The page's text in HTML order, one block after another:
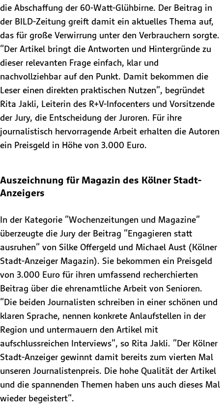
die Abschaffung der 60-Watt-Glühbirne. Der Beitrag in
der BILD-Zeitung greift damit ein aktuelles Thema auf,
das für große Verwirrung unter den Verbrauchern sorgte.
"Der Artikel bringt die Antworten und Hintergründe zu
dieser relevanten Frage einfach, klar und
nachvollziehbar auf den Punkt. Damit bekommen die
Leser einen direkten praktischen Nutzen", begründet
Rita Jakli, Leiterin des R+V-Infocenters und Vorsitzende
der Jury, die Entscheidung der Juroren. Für ihre
journalistisch hervorragende Arbeit erhalten die Autoren
ein Preisgeld in Höhe von 3.000 Euro.
Auszeichnung für Magazin des Kölner Stadt-
Anzeigers
In der Kategorie "Wochenzeitungen und Magazine"
überzeugte die Jury der Beitrag "Engagieren statt
ausruhen" von Silke Offergeld und Michael Aust (Kölner
Stadt-Anzeiger Magazin). Sie bekommen ein Preisgeld
von 3.000 Euro für ihren umfassend recherchierten
Beitrag über die ehrenamtliche Arbeit von Senioren.
"Die beiden Journalisten schreiben in einer schönen und
klaren Sprache, nennen konkrete Anlaufstellen in der
Region und untermauern den Artikel mit
aufschlussreichen Interviews", so Rita Jakli. "Der Kölner
Stadt-Anzeiger gewinnt damit bereits zum vierten Mal
unseren Journalistenpreis. Die hohe Qualität der Artikel
und die spannenden Themen haben uns auch dieses Mal
wieder begeistert".